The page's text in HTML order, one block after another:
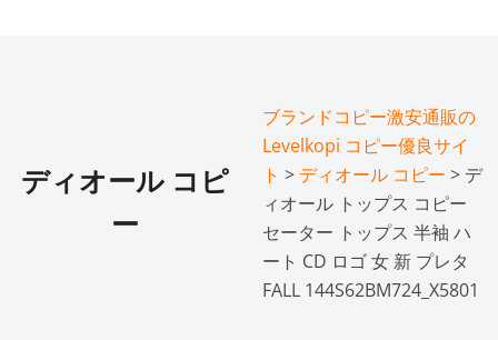
ディオール コピ
ー
ブランドコピー激安通販の
Levelkopi コピー優良サイ
ト > ディオール コピー > デ
ィオール トップス コピー
セーター トップス 半袖 ハ
ート CD ロゴ 女 新 プレタ
FALL 144S62BM724_X5801